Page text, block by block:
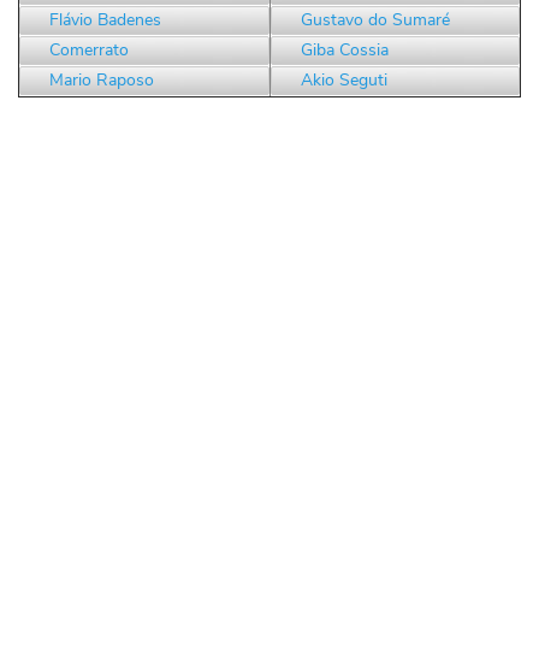
Flávio Badenes
Comerrato
Mario Raposo
Gustavo do Sumaré
Giba Cossia
Akio Seguti